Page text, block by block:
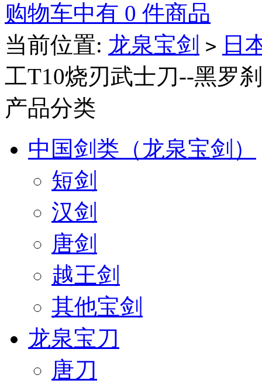
购物车中有 0 件商品
当前位置: 龙泉宝剑 > 日
工T10烧刃武士刀--黑罗刹
产品分类
中国剑类（龙泉宝剑）
短剑
汉剑
唐剑
越王剑
其他宝剑
龙泉宝刀
唐刀